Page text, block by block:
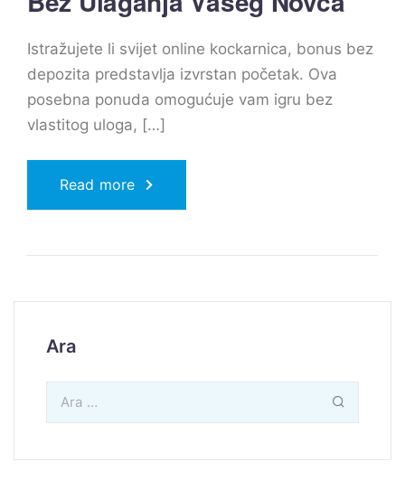
Istražujete li svijet online kockarnica, bonus bez
depozita predstavlja izvrstan početak. Ova
posebna ponuda omogućuje vam igru bez
vlastitog uloga, […]
Read more
Ara